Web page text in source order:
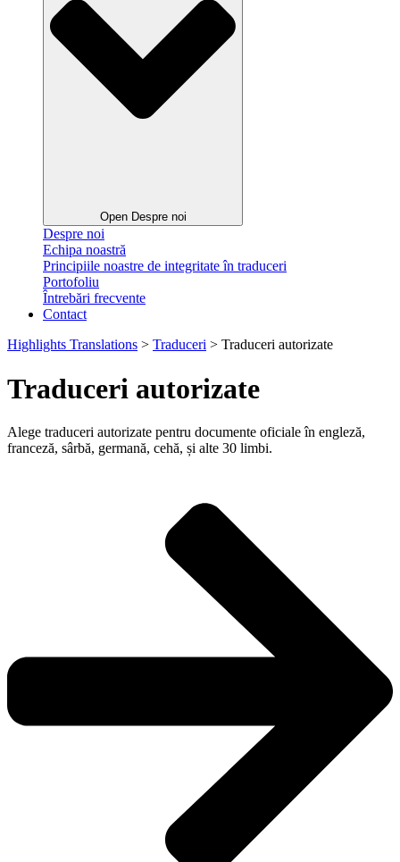
Open Despre noi
Despre noi
Echipa noastră
Principiile noastre de integritate în traduceri
Portofoliu
Întrebări frecvente
Contact
Highlights Translations > Traduceri > Traduceri autorizate
Traduceri autorizate
Alege traduceri autorizate pentru documente oficiale în engleză,
franceză, sârbă, germană, cehă, și alte 30 limbi.